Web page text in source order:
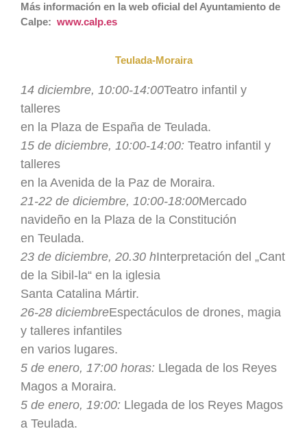
Más información en la web oficial del Ayuntamiento de
Calpe: www.calp.es
Teulada-Moraira
14 diciembre, 10:00-14:00Teatro infantil y
talleres
en la Plaza de España de Teulada.
15 de diciembre, 10:00-14:00: Teatro infantil y
talleres
en la Avenida de la Paz de Moraira.
21-22 de diciembre, 10:00-18:00Mercado
navideño en la Plaza de la Constitución
en Teulada.
23 de diciembre, 20.30 hInterpretación del „Cant
de la Sibil-la“ en la iglesia
Santa Catalina Mártir.
26-28 diciembreEspectáculos de drones, magia
y talleres infantiles
en varios lugares.
5 de enero, 17:00 horas: Llegada de los Reyes
Magos a Moraira.
5 de enero, 19:00: Llegada de los Reyes Magos
a Teulada.